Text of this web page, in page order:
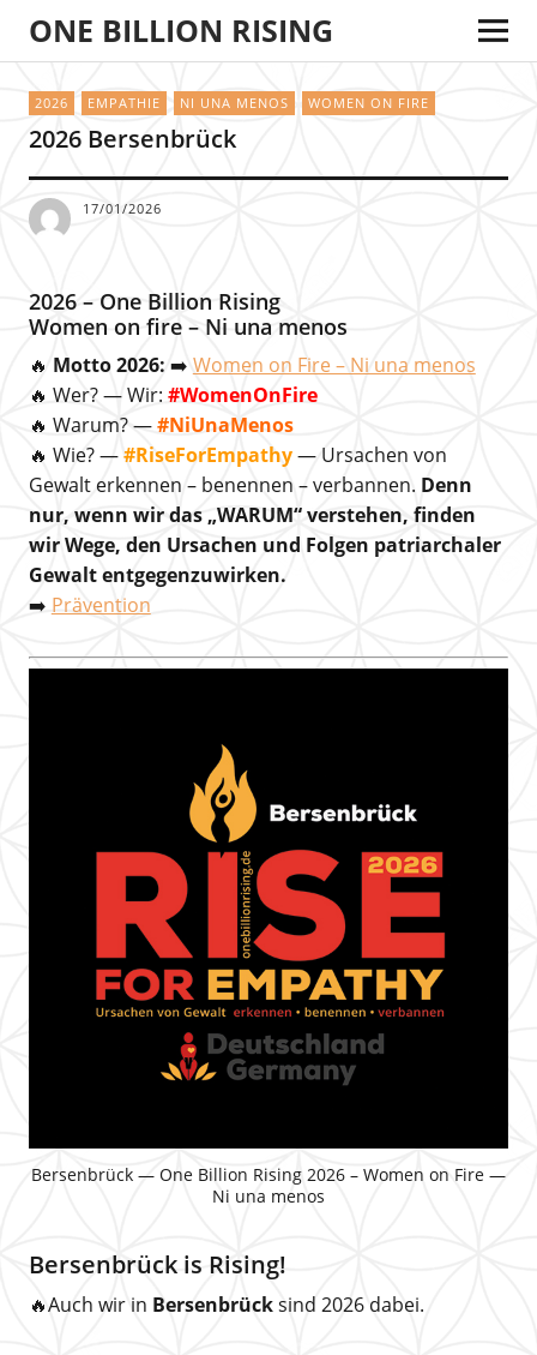
ONE BILLION RISING
2026 EMPATHIE NI UNA MENOS WOMEN ON FIRE
2026 Bersenbrück
17/01/2026
2026 – One Billion Rising
Women on fire – Ni una menos
🔥 Motto 2026: ➡️ Women on Fire – Ni una menos
🔥 Wer? — Wir: #WomenOnFire
🔥 Warum? —#NiUnaMenos
🔥 Wie? —#RiseForEmpathy— Ursachen von
Gewalt erkennen – benennen – verbannen. Denn
nur, wenn wir das „WARUM“ verstehen, finden
wir Wege, den Ursachen und Folgen patriarchaler
Gewalt entgegenzuwirken.
➡️ Prävention
Bersenbrück — One Billion Rising 2026 – Women on Fire —
Ni una menos
Bersenbrück is Rising!
🔥Auch wir in Bersenbrücksind 2026 dabei.